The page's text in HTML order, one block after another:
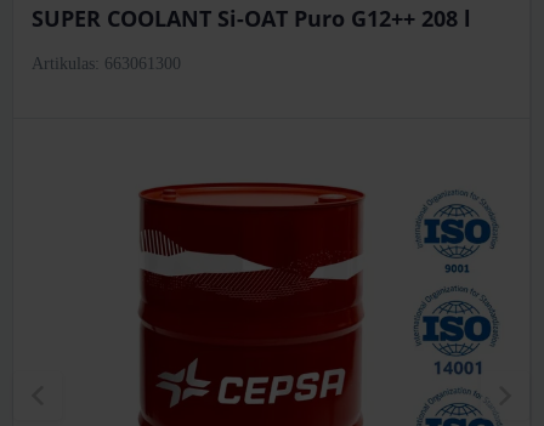
SUPER COOLANT Si-OAT Puro G12++ 208 l
Artikulas: 663061300